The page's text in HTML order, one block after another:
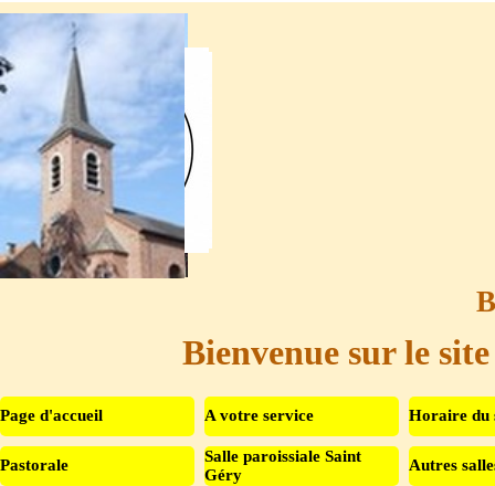
Aller au contenu
Bienvenue sur le
Page d'accueil A votre service Horaire du
Pastorale ▼
Salle paroissiale Saint
Géry
Autres